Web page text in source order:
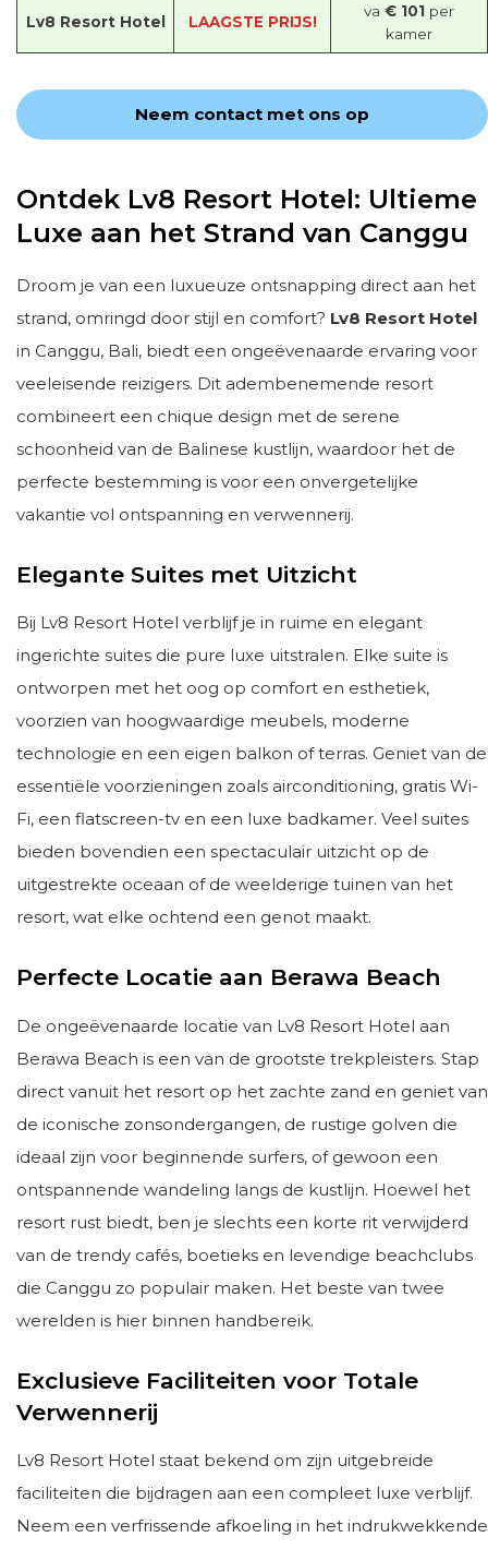
Lv8 Resort Hotel LAAGSTE PRIJS!
va € 101 per
kamer
Neem contact met ons op
Ontdek Lv8 Resort Hotel: Ultieme
Luxe aan het Strand van Canggu
Droom je van een luxueuze ontsnapping direct aan het
strand, omringd door stijl en comfort? Lv8 Resort Hotel
in Canggu, Bali, biedt een ongeëvenaarde ervaring voor
veeleisende reizigers. Dit adembenemende resort
combineert een chique design met de serene
schoonheid van de Balinese kustlijn, waardoor het de
perfecte bestemming is voor een onvergetelijke
vakantie vol ontspanning en verwennerij.
Elegante Suites met Uitzicht
Bij Lv8 Resort Hotel verblijf je in ruime en elegant
ingerichte suites die pure luxe uitstralen. Elke suite is
ontworpen met het oog op comfort en esthetiek,
voorzien van hoogwaardige meubels, moderne
technologie en een eigen balkon of terras. Geniet van de
essentiële voorzieningen zoals airconditioning, gratis Wi-
Fi, een flatscreen-tv en een luxe badkamer. Veel suites
bieden bovendien een spectaculair uitzicht op de
uitgestrekte oceaan of de weelderige tuinen van het
resort, wat elke ochtend een genot maakt.
Perfecte Locatie aan Berawa Beach
De ongeëvenaarde locatie van Lv8 Resort Hotel aan
Berawa Beach is een van de grootste trekpleisters. Stap
direct vanuit het resort op het zachte zand en geniet van
de iconische zonsondergangen, de rustige golven die
ideaal zijn voor beginnende surfers, of gewoon een
ontspannende wandeling langs de kustlijn. Hoewel het
resort rust biedt, ben je slechts een korte rit verwijderd
van de trendy cafés, boetieks en levendige beachclubs
die Canggu zo populair maken. Het beste van twee
werelden is hier binnen handbereik.
Exclusieve Faciliteiten voor Totale
Verwennerij
Lv8 Resort Hotel staat bekend om zijn uitgebreide
faciliteiten die bijdragen aan een compleet luxe verblijf.
Neem een verfrissende afkoeling in het indrukwekkende